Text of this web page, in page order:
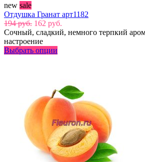
new sale
Отдушка Гранат арт1182
194 руб. 162 руб.
Сочный, сладкий, немного терпкий
настроение
Выбрать опции